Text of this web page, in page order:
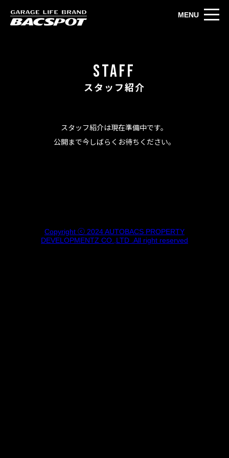
MENU
STAFF
スタッフ紹介
スタッフ紹介は現在準備中です。
公開まで今しばらくお待ちください。
Copyright ⓒ 2024 AUTOBACS PROPERTY
DEVELOPMENTZ CO.,LTD .All right reserved